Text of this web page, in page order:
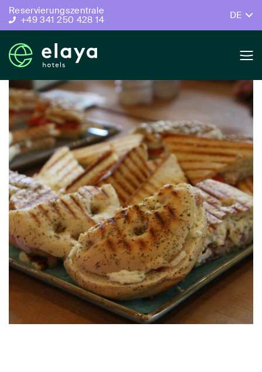
Reservierungszentrale
+49 341 250 428 14
DE